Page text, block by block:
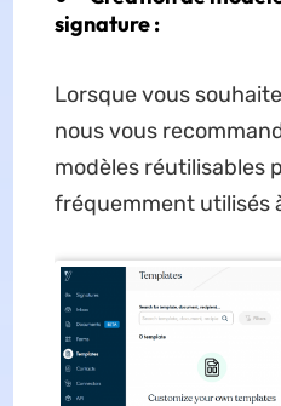
signature :
Lorsque vous
nous vous
modèles réutilisables
fréquemment utilisés